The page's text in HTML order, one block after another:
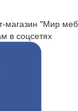
магазин "Мир
в соцсетях